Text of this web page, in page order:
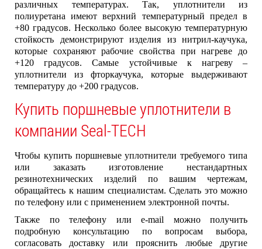
различных температурах. Так, уплотнители из
полиуретана имеют верхний температурный предел в
+80 градусов. Несколько более высокую температурную
стойкость демонстрируют изделия из нитрил-каучука,
которые сохраняют рабочие свойства при нагреве до
+120 градусов. Самые устойчивые к нагреву –
уплотнители из фторкаучука, которые выдерживают
температуру до +200 градусов.
Купить поршневые уплотнители в
компании Seal-TECH
Чтобы купить поршневые уплотнители требуемого типа
или заказать изготовление нестандартных
резинотехнических изделий по вашим чертежам,
обращайтесь к нашим специалистам. Сделать это можно
по телефону или с применением электронной почты.
Также по телефону или e-mail можно получить
подробную консультацию по вопросам выбора,
согласовать доставку или прояснить любые другие